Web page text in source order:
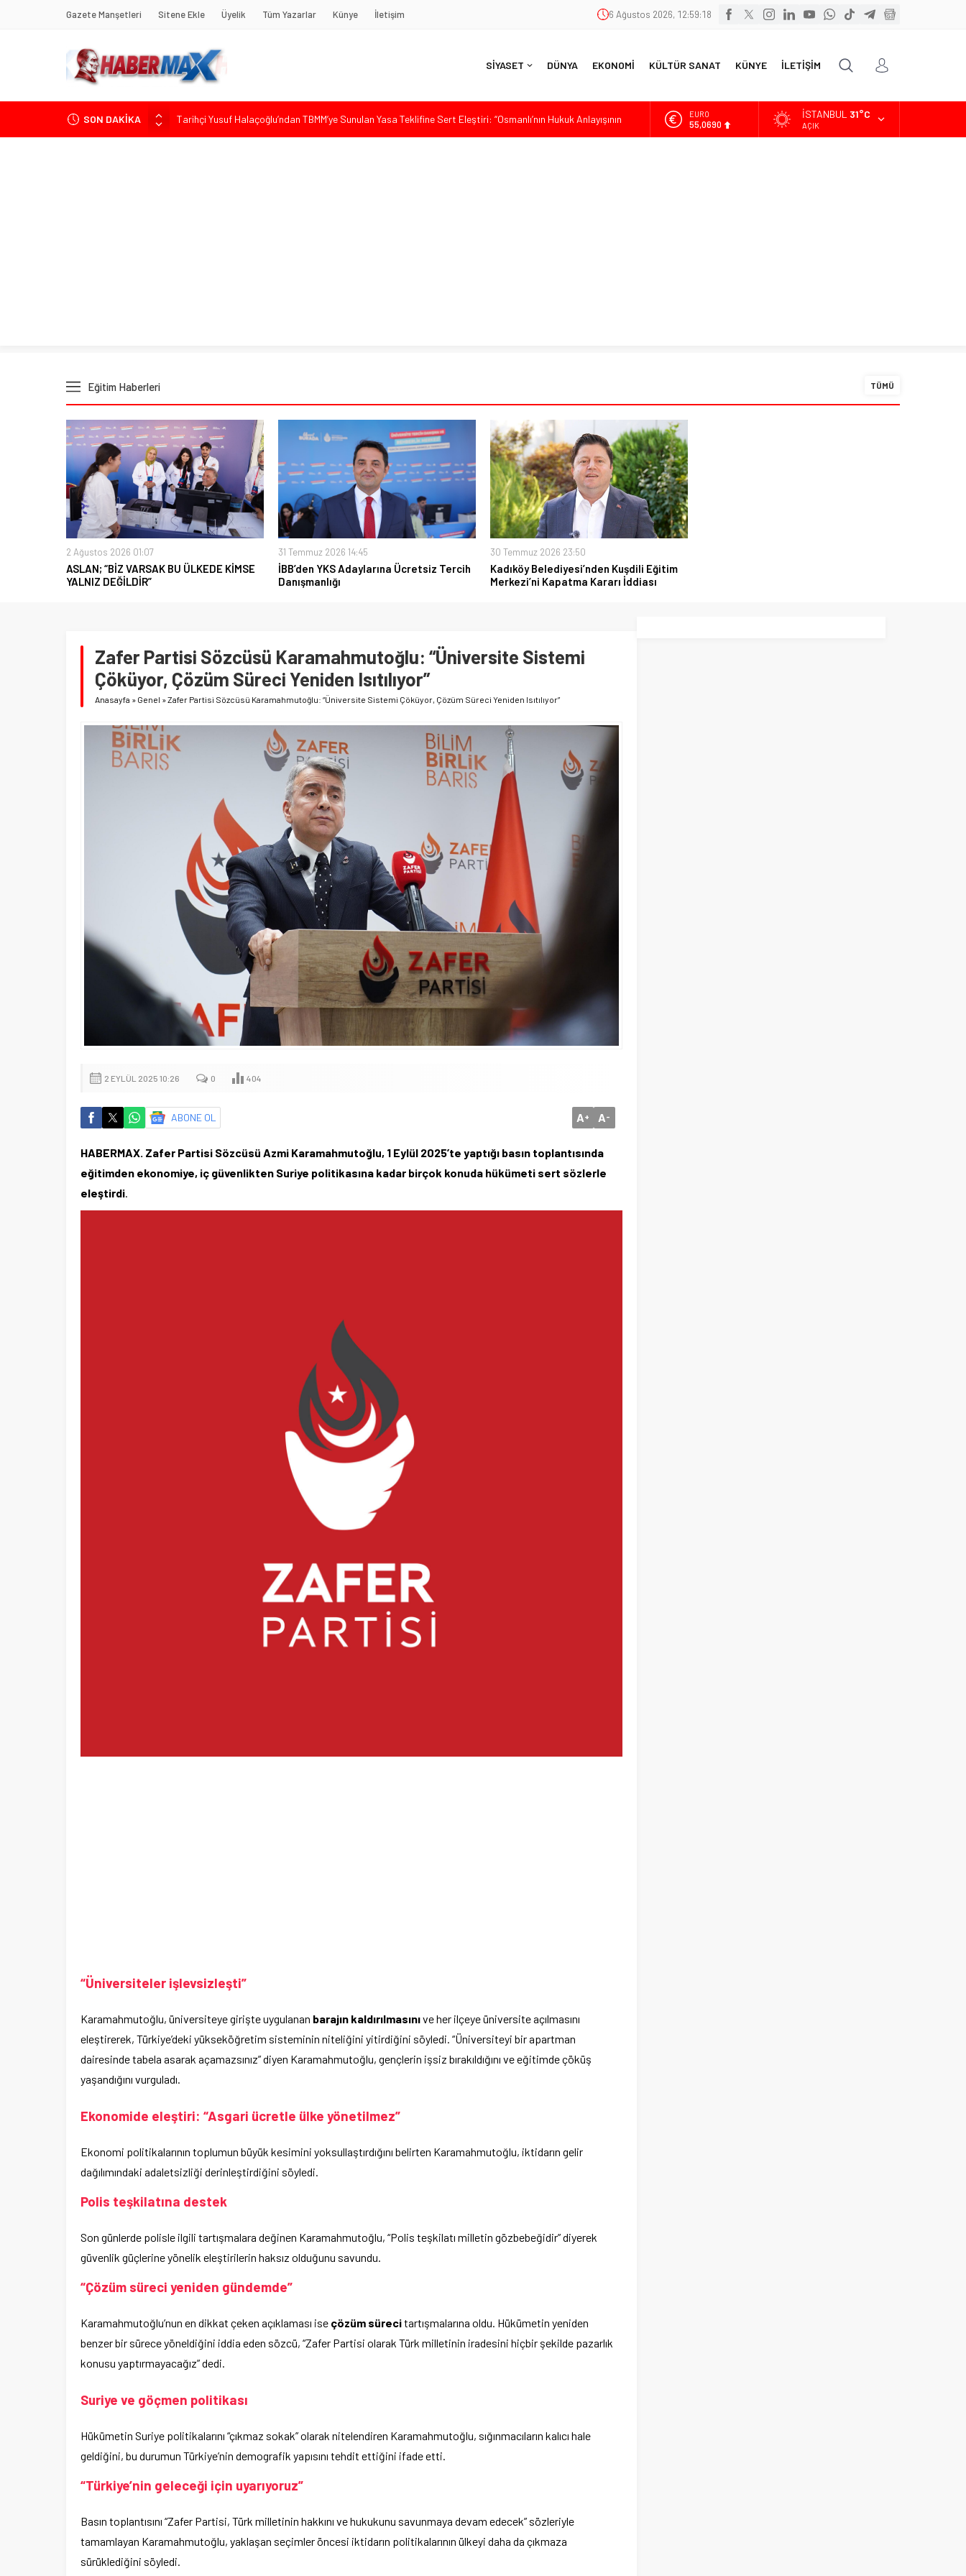
Gazete Manşetleri Sitene Ekle Üyelik Tüm Yazarlar Künye İletişim 6 Ağustos 2026, 12:59:19
SİYASET DÜNYA EKONOMİ KÜLTÜR SANAT KÜNYE İLETİŞİM
SON DAKİKA
Tarihçi Yusuf Halaçoğlu’ndan TBMM’ye Sunulan Yasa Teklifine Sert Eleştiri: “Osmanlı’nın Hukuk Anlayışının
ALTIN
6.525,39
İSTANBUL 31°C
AÇIK
Eğitim Haberleri TÜMÜ
2 Ağustos 2026 01:07
ASLAN; “BİZ VARSAK BU ÜLKEDE KİMSE
YALNIZ DEĞİLDİR”
31 Temmuz 2026 14:45
İBB’den YKS Adaylarına Ücretsiz Tercih
Danışmanlığı
30 Temmuz 2026 23:50
Kadıköy Belediyesi’nden Kuşdili Eğitim
Merkezi’ni Kapatma Kararı İddiası
Zafer Partisi Sözcüsü Karamahmutoğlu: “Üniversite Sistemi
Çöküyor, Çözüm Süreci Yeniden Isıtılıyor”
Anasayfa » Genel »Zafer Partisi Sözcüsü Karamahmutoğlu: “Üniversite Sistemi Çöküyor, Çözüm Süreci Yeniden Isıtılıyor”
2 EYLÜL 2025 10:26 0 404
ABONE OL A+ A-
HABERMAX. Zafer Partisi Sözcüsü Azmi Karamahmutoğlu, 1 Eylül 2025’te yaptığı basın toplantısında
eğitimden ekonomiye, iç güvenlikten Suriye politikasına kadar birçok konuda hükümeti sert sözlerle
eleştirdi.
“Üniversiteler işlevsizleşti”
Karamahmutoğlu, üniversiteye girişte uygulanan barajın kaldırılmasınıve her ilçeye üniversite açılmasını
eleştirerek, Türkiye’deki yükseköğretim sisteminin niteliğini yitirdiğini söyledi. “Üniversiteyi bir apartman
dairesinde tabela asarak açamazsınız” diyen Karamahmutoğlu, gençlerin işsiz bırakıldığını ve eğitimde çöküş
yaşandığını vurguladı.
Ekonomide eleştiri: “Asgari ücretle ülke yönetilmez”
Ekonomi politikalarının toplumun büyük kesimini yoksullaştırdığını belirten Karamahmutoğlu, iktidarın gelir
dağılımındaki adaletsizliği derinleştirdiğini söyledi.
Polis teşkilatına destek
Son günlerde polisle ilgili tartışmalara değinen Karamahmutoğlu, “Polis teşkilatı milletin gözbebeğidir” diyerek
güvenlik güçlerine yönelik eleştirilerin haksız olduğunu savundu.
“Çözüm süreci yeniden gündemde”
Karamahmutoğlu’nun en dikkat çeken açıklaması ise çözüm sürecitartışmalarına oldu. Hükümetin yeniden
benzer bir sürece yöneldiğini iddia eden sözcü, “Zafer Partisi olarak Türk milletinin iradesini hiçbir şekilde pazarlık
konusu yaptırmayacağız” dedi.
Suriye ve göçmen politikası
Hükümetin Suriye politikalarını “çıkmaz sokak” olarak nitelendiren Karamahmutoğlu, sığınmacıların kalıcı hale
geldiğini, bu durumun Türkiye’nin demografik yapısını tehdit ettiğini ifade etti.
“Türkiye’nin geleceği için uyarıyoruz”
Basın toplantısını “Zafer Partisi, Türk milletinin hakkını ve hukukunu savunmaya devam edecek” sözleriyle
tamamlayan Karamahmutoğlu, yaklaşan seçimler öncesi iktidarın politikalarının ülkeyi daha da çıkmaza
sürüklediğini söyledi.